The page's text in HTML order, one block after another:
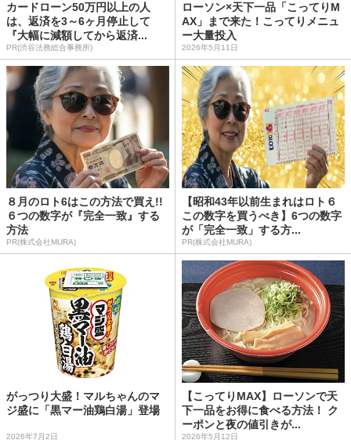
カードローン50万円以上の人
は、返済を3～6ヶ月停止して
『大幅に減額してから返済...
PR(渋谷法務総合事務所)
ローソン×天下一品「こってりM
AX」まで来た！こってりメニュ
ー大量投入
2026年5月11日
８月のロト6はこの方法で買え!!
６つの数字が『完全一致』する
方法
PR(株式会社MURA)
【昭和43年以前生まれはロト６
この数字を買うべき】6つの数字
が「完全一致」する方...
PR(株式会社MURA)
がっつり大盛！マルちゃんのマ
ジ盛に「黒マー油鶏白湯」登場
2026年7月2日
【こってりMAX】ローソンで天
下一品をお得に食べる方法！ ク
ーポンと夜の値引きが...
2026年5月12日